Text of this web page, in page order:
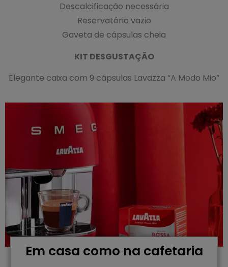
Descalcificação necessária
Reservatório vazio
Gaveta de cápsulas cheia
KIT DESGUSTAÇÃO
Elegante caixa com 9 cápsulas Lavazza “A Modo Mio”
Em casa como na cafetaria